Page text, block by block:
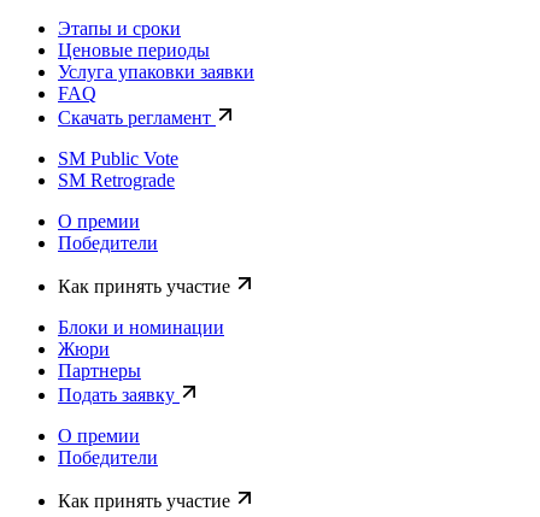
Этапы и сроки
Ценовые периоды
Услуга упаковки заявки
FAQ
Скачать регламент
SM Public Vote
SM Retrograde
О премии
Победители
Как принять участие
Блоки и номинации
Жюри
Партнеры
Подать заявку
О премии
Победители
Как принять участие